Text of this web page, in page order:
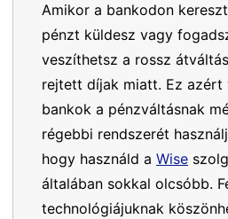
Amikor a bankodon
pénzt küldesz vagy
veszíthetsz a rossz
rejtett díjak miatt. Ez azért
bankok a pénzváltásnak
régebbi rendszerét
hogy használd a Wise
általában sokkal olcsóbb.
technológiájuknak